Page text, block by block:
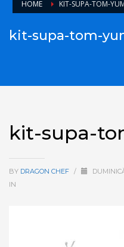
HOME KIT-SUPA-TOM-
kit-supa-tom-
kit-supa-
BY DRAGON CHEF /
IN